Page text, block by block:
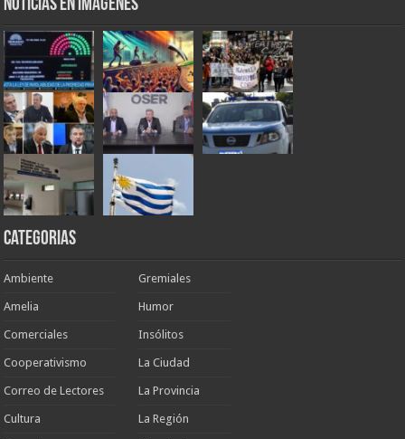
Noticias en Imágenes
Categorias
Ambiente
Amelia
Comerciales
Cooperativismo
Correo de Lectores
Cultura
Gremiales
Humor
Insólitos
La Ciudad
La Provincia
La Región